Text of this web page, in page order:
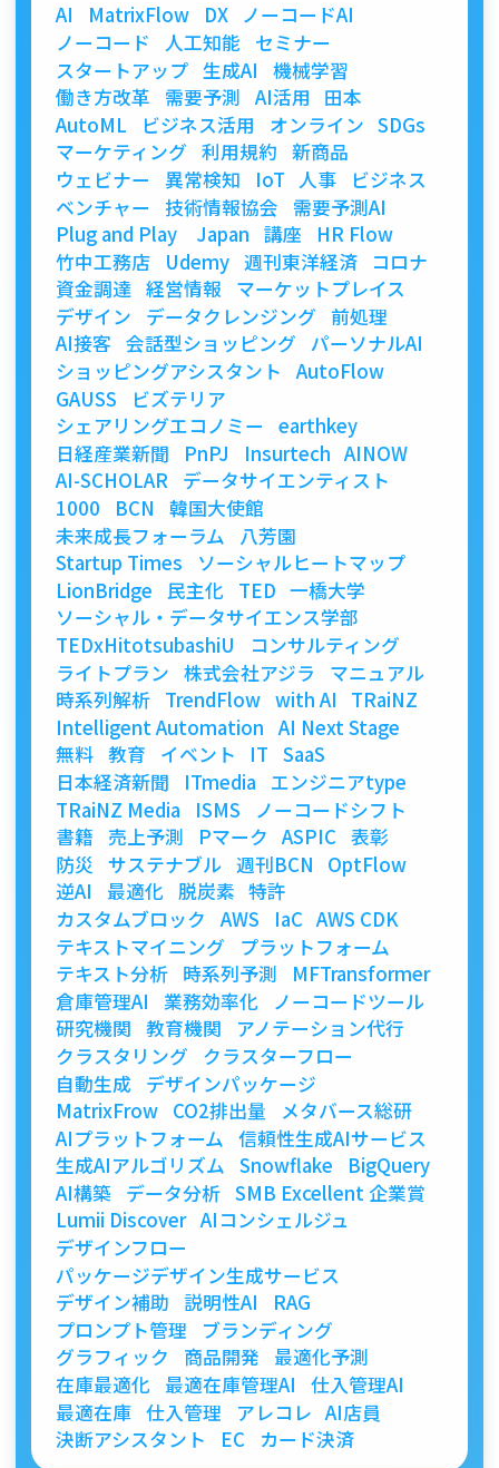
AI MatrixFlow DX
ノーコードAI
ノーコード
人工知能
セミナー
スタートアップ 生成AI
機械学習
働き方改革
需要予測 AI活用
田本
AutoML
ビジネス活用 オンライン SDGs
マーケティング 利用規約 新商品
ウェビナー
異常検知 IoT 人事
ビジネス
ベンチャー
技術情報協会
需要予測AI
Plug and Play Japan 講座
HR Flow
竹中工務店
Udemy 週刊東洋経済
コロナ
資金調達 経営情報 マーケットプレイス
デザイン
データクレンジング 前処理
AI接客 会話型ショッピング パーソナルAI
ショッピングアシスタント
AutoFlow
GAUSS
ビズテリア
シェアリングエコノミー
earthkey
日経産業新聞
PnPJ Insurtech AINOW
AI-SCHOLAR データサイエンティスト
1000
BCN
韓国大使館
未来成長フォーラム
八芳園
Startup Times
ソーシャルヒートマップ
LionBridge 民主化 TED 一橋大学
ソーシャル・データサイエンス学部
TEDxHitotsubashiU
コンサルティング
ライトプラン 株式会社アジラ
マニュアル
時系列解析 TrendFlow with AI
TRaiNZ
Intelligent Automation AI Next Stage
無料 教育 イベント IT SaaS
日本経済新聞
ITmedia
エンジニアtype
TRaiNZ Media
ISMS
ノーコードシフト
書籍
売上予測 Pマーク ASPIC 表彰
防災 サステナブル 週刊BCN
OptFlow
逆AI
最適化 脱炭素 特許
カスタムブロック
AWS IaC AWS CDK
テキストマイニング
プラットフォーム
テキスト分析 時系列予測
MFTransformer
倉庫管理AI
業務効率化
ノーコードツール
研究機関 教育機関
アノテーション代行
クラスタリング
クラスターフロー
自動生成
デザインパッケージ
MatrixFrow CO2排出量
メタバース総研
AIプラットフォーム 信頼性生成AIサービス
生成AIアルゴリズム Snowflake
BigQuery
AI構築
データ分析 SMB Excellent 企業賞
Lumii Discover AIコンシェルジュ
デザインフロー
パッケージデザイン生成サービス
デザイン補助 説明性AI
RAG
プロンプト管理
ブランディング
グラフィック
商品開発
最適化予測
在庫最適化 最適在庫管理AI
仕入管理AI
最適在庫 仕入管理 アレコレ AI店員
決断アシスタント
EC カード決済